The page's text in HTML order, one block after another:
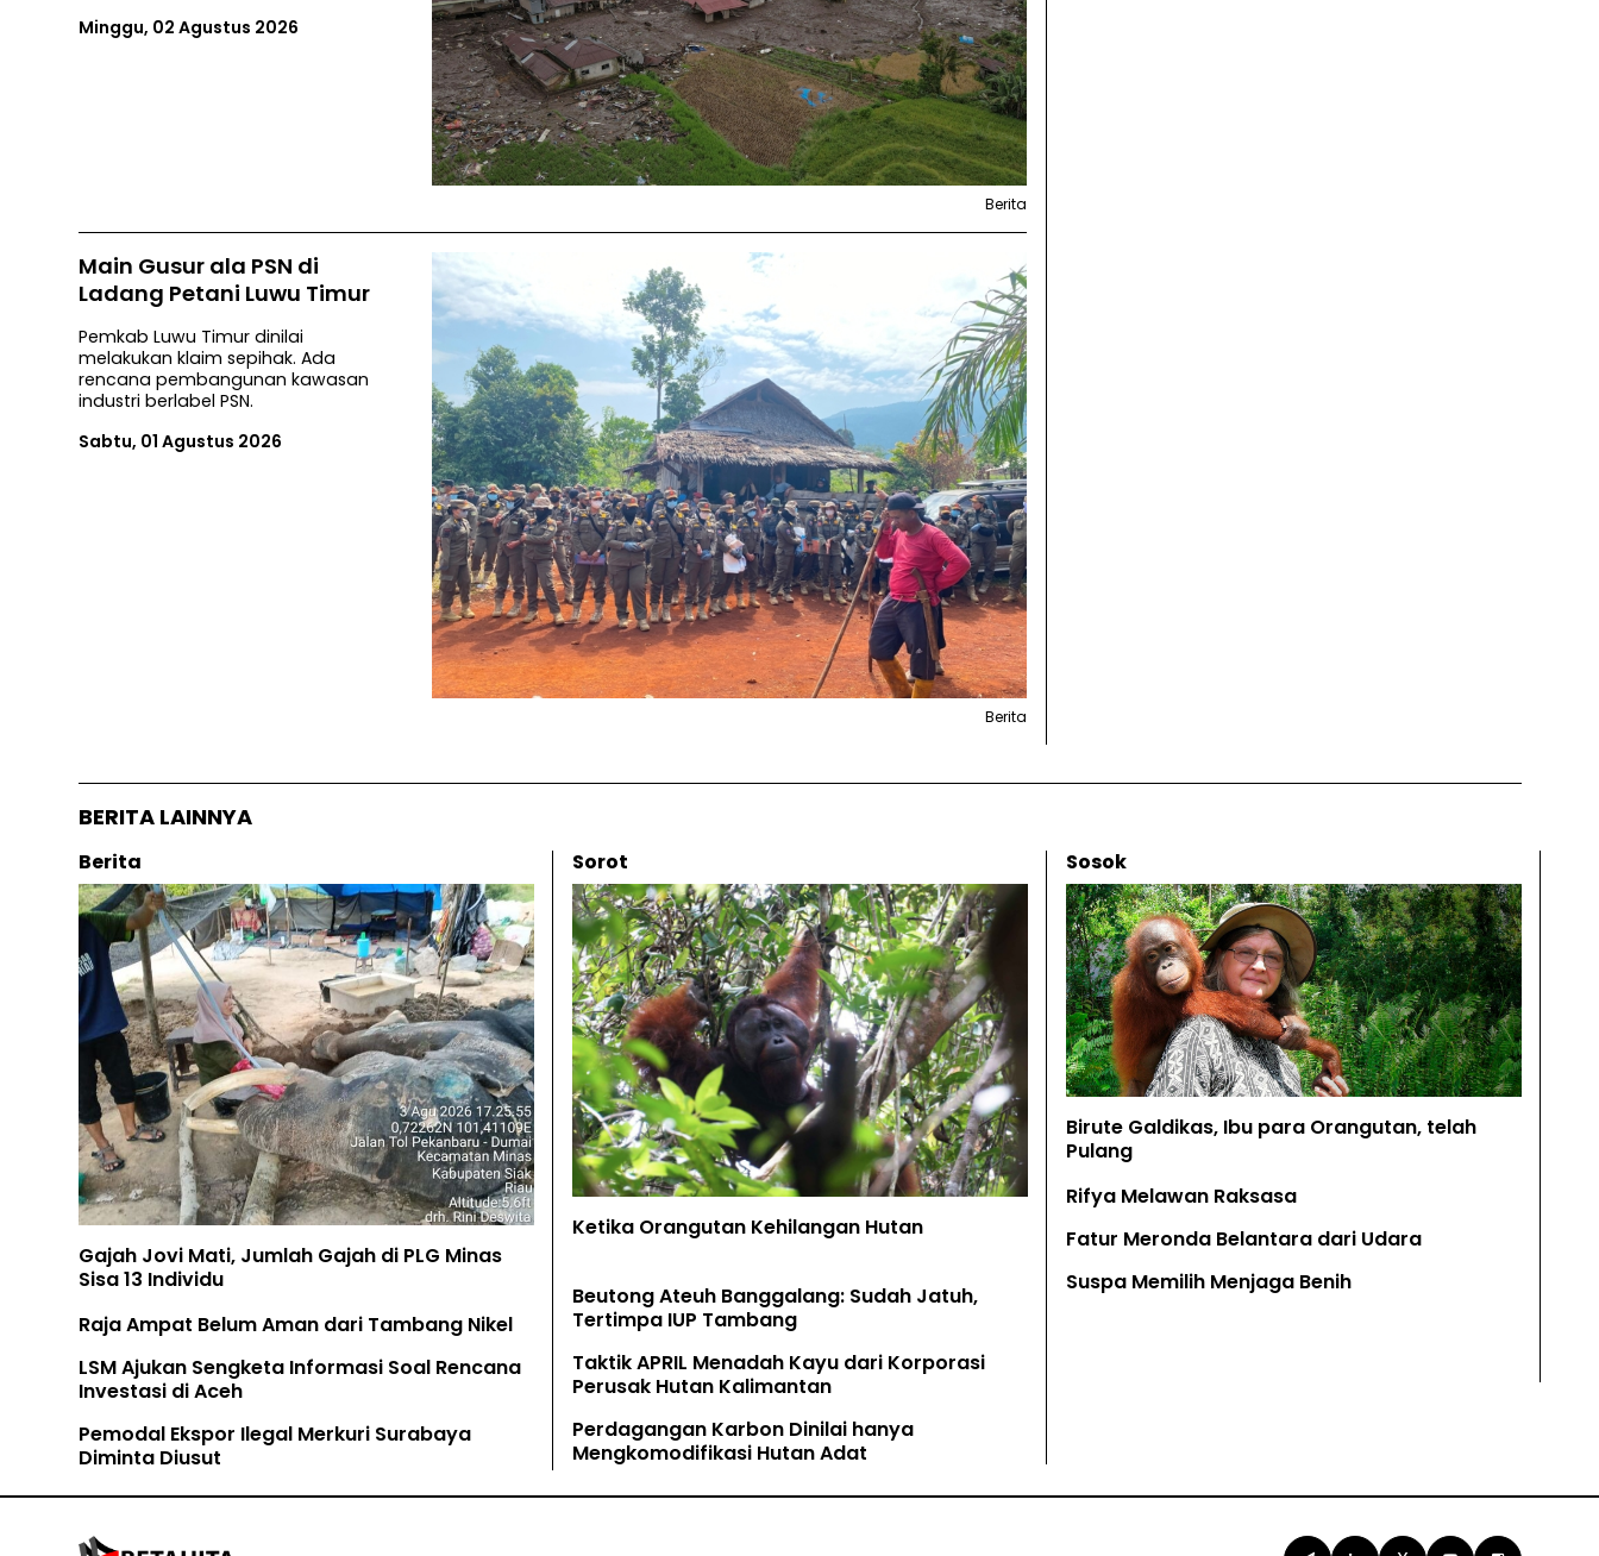
Minggu, 02 Agustus 2026
Berita
Main Gusur ala PSN di
Ladang Petani Luwu Timur
Pemkab Luwu Timur dinilai
melakukan klaim sepihak. Ada
rencana pembangunan kawasan
industri berlabel PSN.
Sabtu, 01 Agustus 2026
Berita
BERITA LAINNYA
Berita
Gajah Jovi Mati, Jumlah Gajah di PLG Minas
Sisa 13 Individu
Raja Ampat Belum Aman dari Tambang Nikel
LSM Ajukan Sengketa Informasi Soal Rencana
Investasi di Aceh
Pemodal Ekspor Ilegal Merkuri Surabaya
Diminta Diusut
Sorot
Ketika Orangutan Kehilangan Hutan
Beutong Ateuh Banggalang: Sudah Jatuh,
Tertimpa IUP Tambang
Taktik APRIL Menadah Kayu dari Korporasi
Perusak Hutan Kalimantan
Perdagangan Karbon Dinilai hanya
Mengkomodifikasi Hutan Adat
Sosok
Birute Galdikas, Ibu para Orangutan, telah
Pulang
Rifya Melawan Raksasa
Fatur Meronda Belantara dari Udara
Suspa Memilih Menjaga Benih